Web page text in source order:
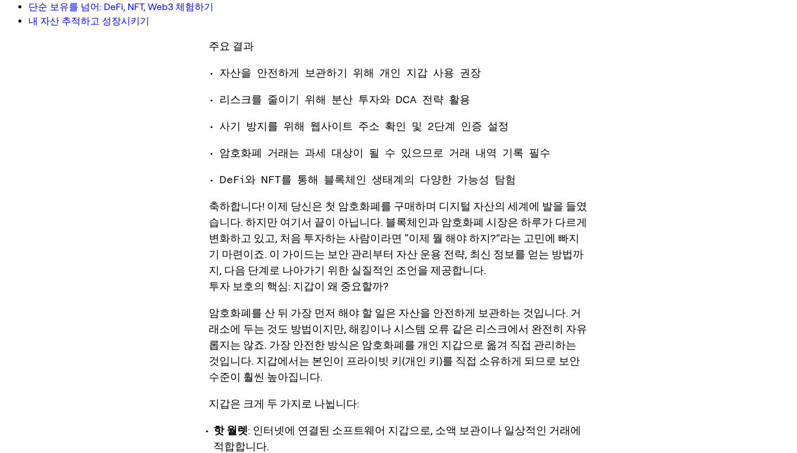
단순 보유를 넘어: DeFi, NFT, Web3 체험하기
내 자산 추적하고 성장시키기
주요 결과
• 자산을 안전하게 보관하기 위해 개인 지갑 사용 권장
• 리스크를 줄이기 위해 분산 투자와 DCA 전략 활용
• 사기 방지를 위해 웹사이트 주소 확인 및 2단계 인증 설정
• 암호화폐 거래는 과세 대상이 될 수 있으므로 거래 내역 기록 필수
• DeFi와 NFT를 통해 블록체인 생태계의 다양한 가능성 탐험
축하합니다! 이제 당신은 첫 암호화폐를 구매하며 디지털 자산의 세계에 발을 들였
습니다. 하지만 여기서 끝이 아닙니다. 블록체인과 암호화폐 시장은 하루가 다르게
변화하고 있고, 처음 투자하는 사람이라면 “이제 뭘 해야 하지?”라는 고민에 빠지
기 마련이죠. 이 가이드는 보안 관리부터 자산 운용 전략, 최신 정보를 얻는 방법까
지, 다음 단계로 나아가기 위한 실질적인 조언을 제공합니다.
투자 보호의 핵심: 지갑이 왜 중요할까?
암호화폐를 산 뒤 가장 먼저 해야 할 일은 자산을 안전하게 보관하는 것입니다. 거
래소에 두는 것도 방법이지만, 해킹이나 시스템 오류 같은 리스크에서 완전히 자유
롭지는 않죠. 가장 안전한 방식은 암호화폐를 개인 지갑으로 옮겨 직접 관리하는
것입니다. 지갑에서는 본인이 프라이빗 키(개인 키)를 직접 소유하게 되므로 보안
수준이 훨씬 높아집니다.
지갑은 크게 두 가지로 나뉩니다:
핫 월렛: 인터넷에 연결된 소프트웨어 지갑으로, 소액 보관이나 일상적인 거래에
적합합니다.